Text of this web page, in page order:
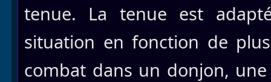
tenue. La tenue est
situation en fonction de
combat dans un donjon,